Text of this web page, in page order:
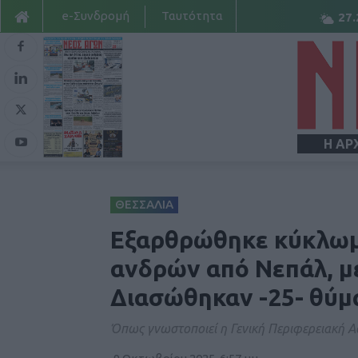
e-Συνδρομή Ταυτότητα
Η
ΘΕΣΣΑΛΙΑ
Εξαρθρώθηκε
ανδρών από Νεπάλ,
Διασώθηκαν -25-
Όπως γνωστοποιεί η Γενική Περιφερειακή